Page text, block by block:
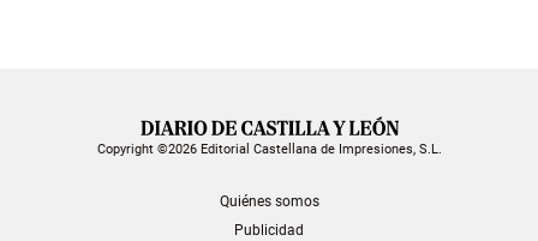
Copyright ©2026 Editorial Castellana de Impresiones, S.L.
Quiénes somos
Publicidad